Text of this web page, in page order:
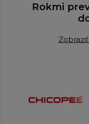
Rokmi